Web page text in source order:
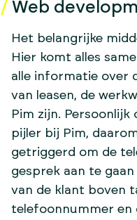
Web
Het belangrijke
Hier komt alles
alle informatie over
van leasen, de
Pim zijn.
pijler bij Pim,
getriggerd om de
gesprek aan te
van de klant boven
telefoonnummer